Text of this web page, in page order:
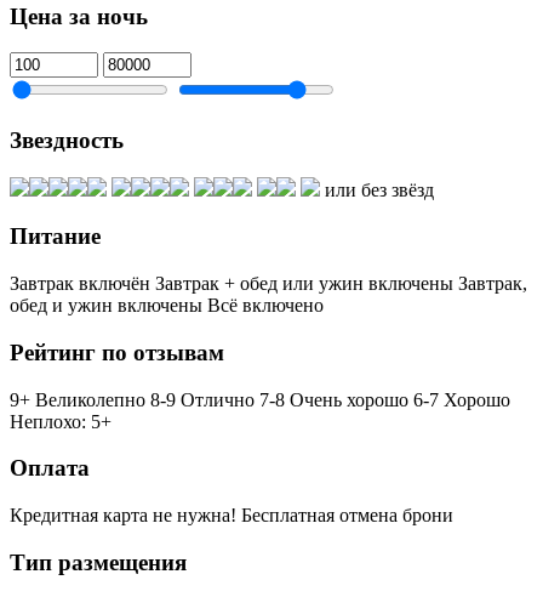
Цена за ночь
Звездность
или без звёзд
Питание
Завтрак включён Завтрак + обед или ужин включены Завтрак,
обед и ужин включены Всё включено
Рейтинг по отзывам
9+ Великолепно 8-9 Отлично 7-8 Очень хорошо 6-7 Хорошо
Неплохо: 5+
Оплата
Кредитная карта не нужна! Бесплатная отмена брони
Тип размещения